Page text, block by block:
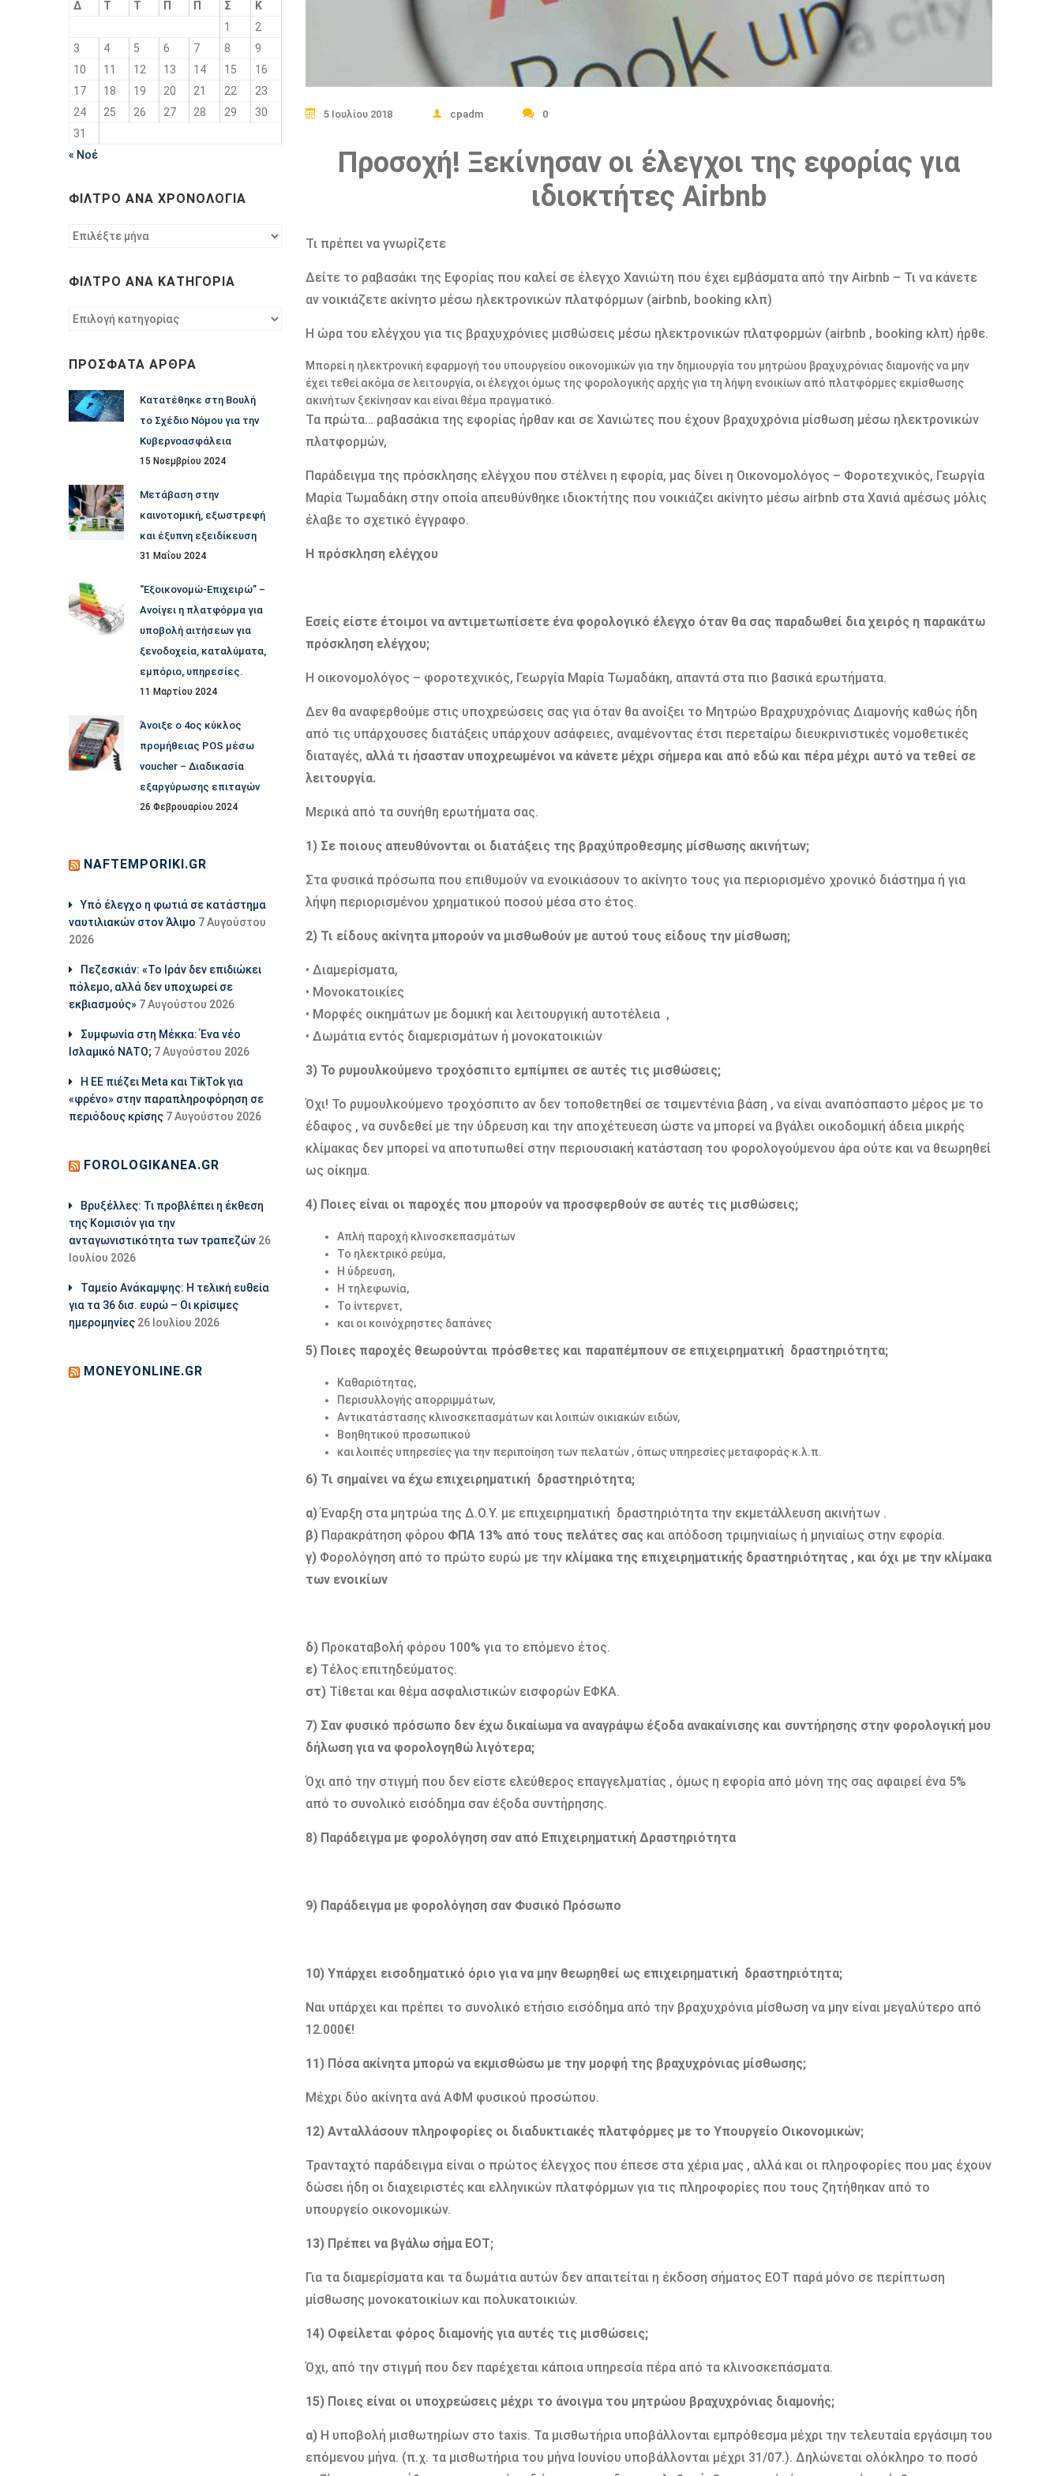
5 Ιουλίου 2018 cpadm 0
Προσοχή! Ξεκίνησαν οι έλεγχοι της εφορίας για
ιδιοκτήτες Airbnb
Τι πρέπει να γνωρίζετε
Δείτε το ραβασάκι της Εφορίας που καλεί σε έλεγχο Χανιώτη που έχει εμβάσματα από την Αirbnb – Τι να κάνετε
αν νοικιάζετε ακίνητο μέσω ηλεκτρονικών πλατφόρμων (airbnb, booking κλπ)
Η ώρα του ελέγχου για τις βραχυχρόνιες μισθώσεις μέσω ηλεκτρονικών πλατφορμών (airbnb , booking κλπ) ήρθε.
Μπορεί η ηλεκτρονική εφαρμογή του υπουργείου οικονομικών για την δημιουργία του μητρώου βραχυχρόνιας διαμονής να μην
έχει τεθεί ακόμα σε λειτουργία, οι έλεγχοι όμως της φορολογικής αρχής για τη λήψη ενοικίων από πλατφόρμες εκμίσθωσης
ακινήτων ξεκίνησαν και είναι θέμα πραγματικό.
Τα πρώτα… ραβασάκια της εφορίας ήρθαν και σε Χανιώτες που έχουν βραχυχρόνια μίσθωση μέσω ηλεκτρονικών
πλατφορμών,
Παράδειγμα της πρόσκλησης ελέγχου που στέλνει η εφορία, μας δίνει η Οικονομολόγος – Φοροτεχνικός, Γεωργία
Μαρία Τωμαδάκη στην οποία απευθύνθηκε ιδιοκτήτης που νοικιάζει ακίνητο μέσω airbnb στα Χανιά αμέσως μόλις
έλαβε το σχετικό έγγραφο.
Η πρόσκληση ελέγχου
Εσείς είστε έτοιμοι να αντιμετωπίσετε ένα φορολογικό έλεγχο όταν θα σας παραδωθεί δια χειρός η παρακάτω
πρόσκληση ελέγχου;
Η οικονομολόγος – φοροτεχνικός, Γεωργία Μαρία Τωμαδάκη, απαντά στα πιο βασικά ερωτήματα.
Δεν θα αναφερθούμε στις υποχρεώσεις σας για όταν θα ανοίξει το Μητρώο Βραχρυχρόνιας Διαμονής καθώς ήδη
από τις υπάρχουσες διατάξεις υπάρχουν ασάφειες, αναμένοντας έτσι περεταίρω διευκρινιστικές νομοθετικές
διαταγές, αλλά τι ήσασταν υποχρεωμένοι να κάνετε μέχρι σήμερα και από εδώ και πέρα μέχρι αυτό να τεθεί σε
λειτουργία.
Μερικά από τα συνήθη ερωτήματα σας.
1) Σε ποιους απευθύνονται οι διατάξεις της βραχύπροθεσμης μίσθωσης ακινήτων;
Στα φυσικά πρόσωπα που επιθυμούν να ενοικιάσουν το ακίνητο τους για περιορισμένο χρονικό διάστημα ή για
λήψη περιορισμένου χρηματικού ποσού μέσα στο έτος.
2) Τι είδους ακίνητα μπορούν να μισθωθούν με αυτού τους είδους την μίσθωση;
• Διαμερίσματα,
• Μονοκατοικίες
• Μορφές οικημάτων με δομική και λειτουργική αυτοτέλεια ,
• Δωμάτια εντός διαμερισμάτων ή μονοκατοικιών
3) Το ρυμουλκούμενο τροχόσπιτο εμπίμπει σε αυτές τις μισθώσεις;
Όχι! Το ρυμουλκούμενο τροχόσπιτο αν δεν τοποθετηθεί σε τσιμεντένια βάση , να είναι αναπόσπαστο μέρος με το
έδαφος , να συνδεθεί με την ύδρευση και την αποχέτευεση ώστε να μπορεί να βγάλει οικοδομική άδεια μικρής
κλίμακας δεν μπορεί να αποτυπωθεί στην περιουσιακή κατάσταση του φορολογούμενου άρα ούτε και να θεωρηθεί
ως οίκημα.
4) Ποιες είναι οι παροχές που μπορούν να προσφερθούν σε αυτές τις μισθώσεις;
Απλή παροχή κλινοσκεπασμάτων
Το ηλεκτρικό ρεύμα,
Η ύδρευση,
Η τηλεφωνία,
Το ίντερνετ,
και οι κοινόχρηστες δαπάνες
5) Ποιες παροχές θεωρούνται πρόσθετες και παραπέμπουν σε επιχειρηματική δραστηριότητα;
Καθαριότητας,
Περισυλλογής απορριμμάτων,
Αντικατάστασης κλινοσκεπασμάτων και λοιπών οικιακών ειδών,
Βοηθητικού προσωπικού
και λοιπές υπηρεσίες για την περιποίηση των πελατών , όπως υπηρεσίες μεταφοράς κ.λ.π.
6) Τι σημαίνει να έχω επιχειρηματική δραστηριότητα;
α)Έναρξη στα μητρώα της Δ.Ο.Υ. με επιχειρηματική δραστηριότητα την εκμετάλλευση ακινήτων .
β) Παρακράτηση φόρου ΦΠΑ 13% από τους πελάτες σας και απόδοση τριμηνιαίως ή μηνιαίως στην εφορία.
γ) Φορολόγηση από το πρώτο ευρώ με την κλίμακα της επιχειρηματικής δραστηριότητας , και όχι με την κλίμακα
των ενοικίων
δ) Προκαταβολή φόρου 100% για το επόμενο έτος.
ε) Τέλος επιτηδεύματος.
στ) Τίθεται και θέμα ασφαλιστικών εισφορών ΕΦΚΑ.
7) Σαν φυσικό πρόσωπο δεν έχω δικαίωμα να αναγράψω έξοδα ανακαίνισης και συντήρησης στην φορολογική μου
δήλωση για να φορολογηθώ λιγότερα;
Όχι από την στιγμή που δεν είστε ελεύθερος επαγγελματίας , όμως η εφορία από μόνη της σας αφαιρεί ένα 5%
από το συνολικό εισόδημα σαν έξοδα συντήρησης.
8) Παράδειγμα με φορολόγηση σαν από Επιχειρηματική Δραστηριότητα
9) Παράδειγμα με φορολόγηση σαν Φυσικό Πρόσωπο
10) Υπάρχει εισοδηματικό όριο για να μην θεωρηθεί ως επιχειρηματική δραστηριότητα;
Ναι υπάρχει και πρέπει το συνολικό ετήσιο εισόδημα από την βραχυχρόνια μίσθωση να μην είναι μεγαλύτερο από
12.000€!
11) Πόσα ακίνητα μπορώ να εκμισθώσω με την μορφή της βραχυχρόνιας μίσθωσης;
Μέχρι δύο ακίνητα ανά ΑΦΜ φυσικού προσώπου.
12) Ανταλλάσουν πληροφορίες οι διαδυκτιακές πλατφόρμες με το Υπουργείο Οικονομικών;
Τρανταχτό παράδειγμα είναι ο πρώτος έλεγχος που έπεσε στα χέρια μας , αλλά και οι πληροφορίες που μας έχουν
δώσει ήδη οι διαχειριστές και ελληνικών πλατφόρμων για τις πληροφορίες που τους ζητήθηκαν από το
υπουργείο οικονομικών.
13) Πρέπει να βγάλω σήμα ΕΟΤ;
Για τα διαμερίσματα και τα δωμάτια αυτών δεν απαιτείται η έκδοση σήματος ΕΟΤ παρά μόνο σε περίπτωση
μίσθωσης μονοκατοικίων και πολυκατοικιών.
14) Οφείλεται φόρος διαμονής για αυτές τις μισθώσεις;
Όχι, από την στιγμή που δεν παρέχεται κάποια υπηρεσία πέρα από τα κλινοσκεπάσματα.
15) Ποιες είναι οι υποχρεώσεις μέχρι το άνοιγμα του μητρώου βραχυχρόνιας διαμονής;
α) Η υποβολή μισθωτηρίων στο taxis. Τα μισθωτήρια υποβάλλονται εμπρόθεσμα μέχρι την τελευταία εργάσιμη του
επόμενου μήνα. (π.χ. τα μισθωτήρια του μήνα Ιουνίου υποβάλλονται μέχρι 31/07.). Δηλώνεται ολόκληρο το ποσό
Δ
Τ Τ Π Π Σ
Κ
1
2
3
4 5 6 7 8
9
10
11 12 13 14 15
16
17
18 19 20 21 22
23
24
25 26 27 28 29
30
31
« Νοέ
ΦΊΛΤΡΟ ΑΝΆ ΧΡΟΝΟΛΟΓΊΑ
Φίλτρο
ΦΊΛΤΡΟ ΑΝΆ ΚΑΤΗΓΟΡΊΑ
Φίλτρο
ΠΡΌΣΦΑΤΑ ΆΡΘΡΑ
Κατατέθηκε στη Βουλή
το Σχέδιο Νόμου για την
Κυβερνοασφάλεια
15 Νοεμβρίου 2024
Μετάβαση στην
καινοτομική, εξωστρεφή
και έξυπνη εξειδίκευση
31 Μαΐου 2024
“Εξοικονομώ-Επιχειρώ” –
Ανοίγει η πλατφόρμα για
υποβολή αιτήσεων για
ξενοδοχεία, καταλύματα,
εμπόριο, υπηρεσίες.
11 Μαρτίου 2024
Άνοιξε ο 4ος κύκλος
προμήθειας POS μέσω
voucher – Διαδικασία
εξαργύρωσης επιταγών
26 Φεβρουαρίου 2024
NAFTEMPORIKI.GR
Υπό έλεγχο η φωτιά σε κατάστημα
ναυτιλιακών στον Άλιμο 7 Αυγούστου
2026
Πεζεσκιάν: «Το Ιράν δεν επιδιώκει
πόλεμο, αλλά δεν υποχωρεί σε
εκβιασμούς» 7 Αυγούστου 2026
Συμφωνία στη Μέκκα: Ένα νέο
Ισλαμικό ΝΑΤΟ; 7 Αυγούστου 2026
Η ΕΕ πιέζει Meta και TikTok για
«φρένο» στην παραπληροφόρηση σε
περιόδους κρίσης 7 Αυγούστου 2026
FOROLOGIKANEA.GR
Βρυξέλλες: Τι προβλέπει η έκθεση
της Κομισιόν για την
ανταγωνιστικότητα των τραπεζών 26
Ιουλίου 2026
Ταμείο Ανάκαμψης: Η τελική ευθεία
για τα 36 δισ. ευρώ – Οι κρίσιμες
ημερομηνίες 26 Ιουλίου 2026
MONEYONLINE.GR